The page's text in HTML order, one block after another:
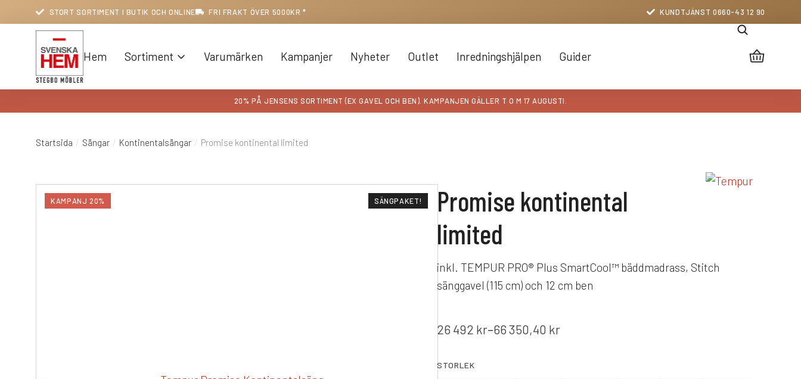
STORT SORTIMENT I BUTIK OCH ONLINE FRI FRAKT ÖVER 5000KR * KUNDTJÄNST 0660-43 12 90
Hem Sortiment Varumärken Kampanjer Nyheter Outlet Inredningshjälpen Guider
20% PÅ JENSENS SORTIMENT (EX GAVEL OCH BEN) . KAMPANJEN GÄLLER T O M 17 AUGUSTI.
Du är här:
Startsida Sängar Kontinentalsängar Promise kontinental limited
KAMPANJ 20% SÄNGPAKET!
Promise kontinental
limited
inkl. TEMPUR PRO® Plus SmartCool™ bäddmadrass, Stitch
sänggavel (115 cm) och 12 cm ben
26 492 kr–66 350,40 kr
STORLEK